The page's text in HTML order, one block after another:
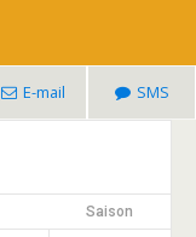
E-mail SMS
Saison